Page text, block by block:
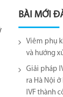
BÀI MỚI
Viêm phụ
và hướng
Giải pháp
ra Hà Nội
IVF thành